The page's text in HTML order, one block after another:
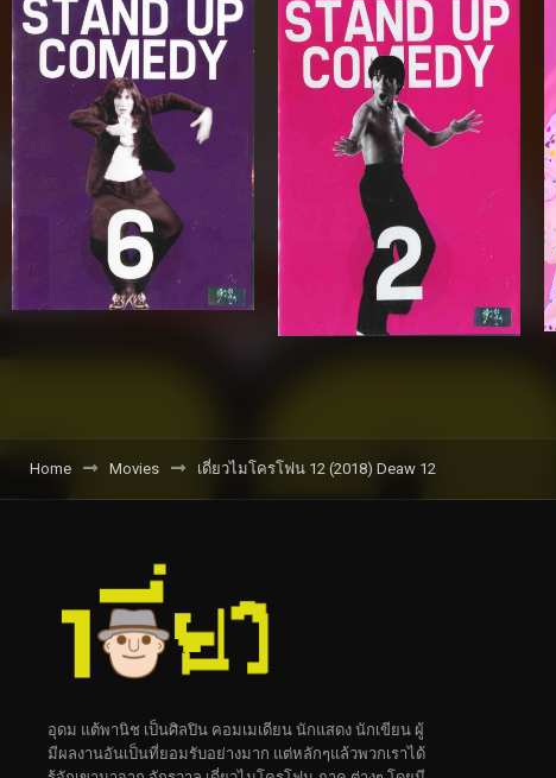
Home Movies เดี่ยวไมโครโฟน 12 (2018) Deaw 12
อุดม แต้พานิช เป็นศิลปิน คอมเมเดียน นักแสดง นักเขียน ผู้
มีผลงานอันเป็นที่ยอมรับอย่างมาก แต่หลักๆแล้วพวกเราได้